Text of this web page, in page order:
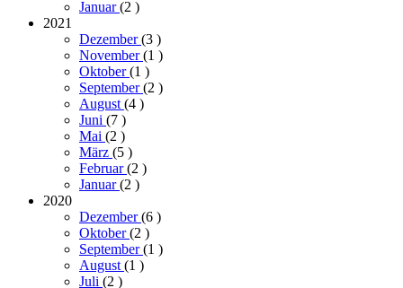
Januar(2 )
2021
Dezember(3 )
November(1 )
Oktober(1 )
September(2 )
August (4 )
Juni (7 )
Mai (2 )
März (5 )
Februar(2 )
Januar(2 )
2020
Dezember(6 )
Oktober(2 )
September(1 )
August (1 )
Juli (2 )